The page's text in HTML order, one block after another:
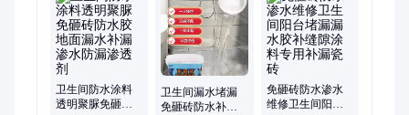
卫生间防水涂料
透明聚脲免砸砖
卫生间漏水堵漏
免砸砖防水补漏
免砸砖防水渗水
维修卫生间阳台